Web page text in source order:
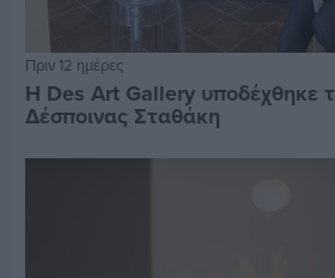
Πριν 12 ημέρες
Η Des Art Gallery υποδέχθηκε
Δέσποινας Σταθάκη